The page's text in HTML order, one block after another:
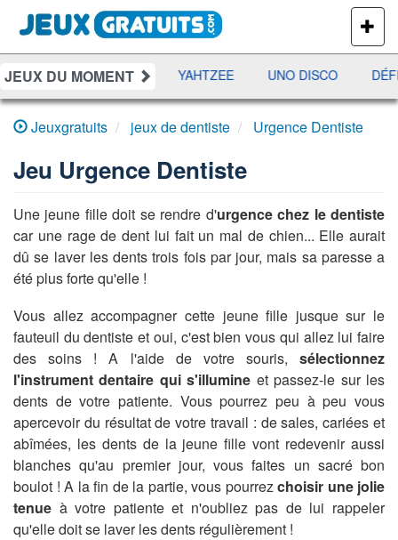
PLUS
DE
JEUX
JEUX DU MOMENT
RAMI JETX YAHTZEE UNO DISCO
Jeuxgratuits jeux de dentiste Urgence Dentiste
Jeu Urgence Dentiste
Une jeune fille doit se rendre d'urgence chez le dentiste
car une rage de dent lui fait un mal de chien... Elle aurait
dû se laver les dents trois fois par jour, mais sa paresse a
été plus forte qu'elle !
Vous allez accompagner cette jeune fille jusque sur le
fauteuil du dentiste et oui, c'est bien vous qui allez lui faire
des soins ! A l'aide de votre souris, sélectionnez
l'instrument dentaire qui s'illumine et passez-le sur les
dents de votre patiente. Vous pourrez peu à peu vous
apercevoir du résultat de votre travail : de sales, cariées et
abîmées, les dents de la jeune fille vont redevenir aussi
blanches qu'au premier jour, vous faites un sacré bon
boulot ! A la fin de la partie, vous pourrezchoisir une jolie
tenue à votre patiente et n'oubliez pas de lui rappeler
qu'elle doit se laver les dents régulièrement !